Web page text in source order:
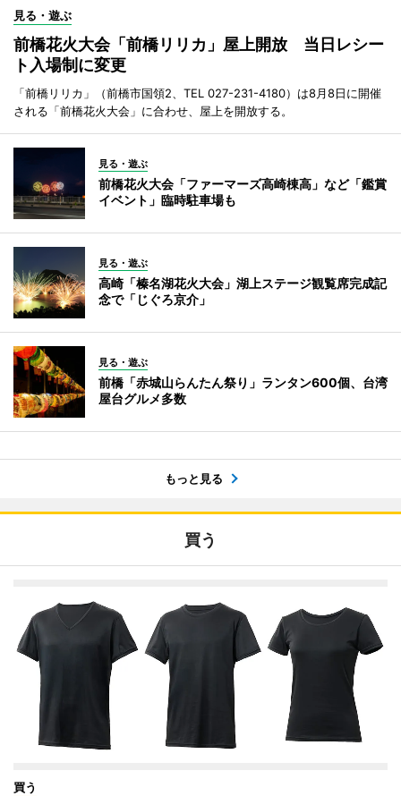
見る・遊ぶ
前橋花火大会「前橋リリカ」屋上開放 当日レシー
ト入場制に変更
「前橋リリカ」（前橋市国領2、TEL 027-231-4180）は8月8日に開催
される「前橋花火大会」に合わせ、屋上を開放する。
見る・遊ぶ
前橋花火大会「ファーマーズ高崎棟高」など「鑑賞
イベント」臨時駐車場も
見る・遊ぶ
高崎「榛名湖花火大会」湖上ステージ観覧席完成記
念で「じぐろ京介」
見る・遊ぶ
前橋「赤城山らんたん祭り」ランタン600個、台湾
屋台グルメ多数
もっと見る
買う
買う